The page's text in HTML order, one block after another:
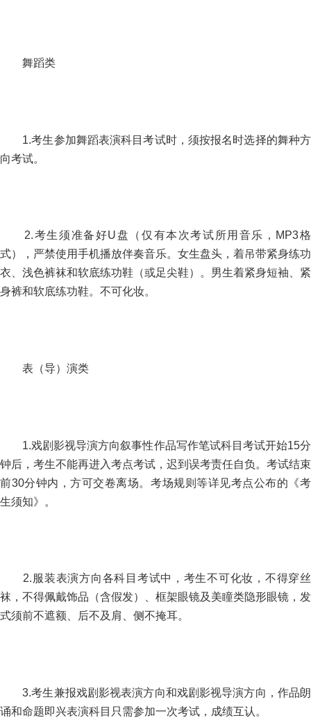
舞蹈类
1.考生参加舞蹈表演科目考试时，须按报名时选择的舞种方
向考试。
2.考生须准备好U盘（仅有本次考试所用音乐，MP3格
式），严禁使用手机播放伴奏音乐。女生盘头，着吊带紧身练功
衣、浅色裤袜和软底练功鞋（或足尖鞋）。男生着紧身短袖、紧
身裤和软底练功鞋。不可化妆。
表（导）演类
1.戏剧影视导演方向叙事性作品写作笔试科目考试开始15分
钟后，考生不能再进入考点考试，迟到误考责任自负。考试结束
前30分钟内，方可交卷离场。考场规则等详见考点公布的《考
生须知》。
2.服装表演方向各科目考试中，考生不可化妆，不得穿丝
袜，不得佩戴饰品（含假发）、框架眼镜及美瞳类隐形眼镜，发
式须前不遮额、后不及肩、侧不掩耳。
3.考生兼报戏剧影视表演方向和戏剧影视导演方向，作品朗
诵和命题即兴表演科目只需参加一次考试，成绩互认。